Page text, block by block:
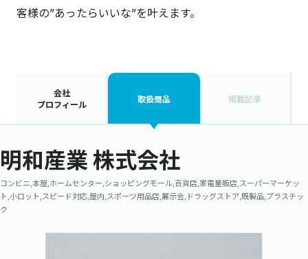
客様の”あったらいいな”を叶えます。
会社
プロフィール
取扱商品 掲載記事
明和産業 株式会社
コンビニ,本屋,ホームセンター,ショッピングモール,百貨店,家電量販店,スーパーマーケッ
ト,小ロット,スピード対応,屋内,スポーツ用品店,展示会,ドラッグストア,既製品,プラスチッ
ク